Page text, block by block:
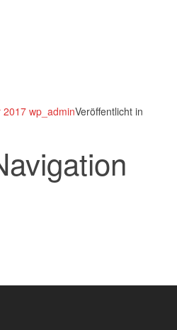
2017 wp_adminVeröffentlicht in